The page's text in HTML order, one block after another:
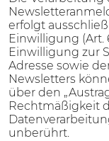
erfolgt
Einwilligung (Art.
Einwilligung zur
Adresse sowie
Newsletters
über den
Rechtmäßigkeit
unberührt.